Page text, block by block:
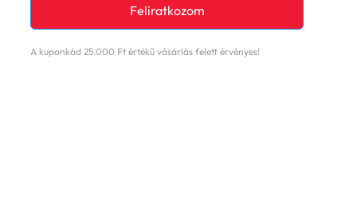
Feliratkozom
A kuponkód 25.000 Ft értékű vásárlás felett érvényes!